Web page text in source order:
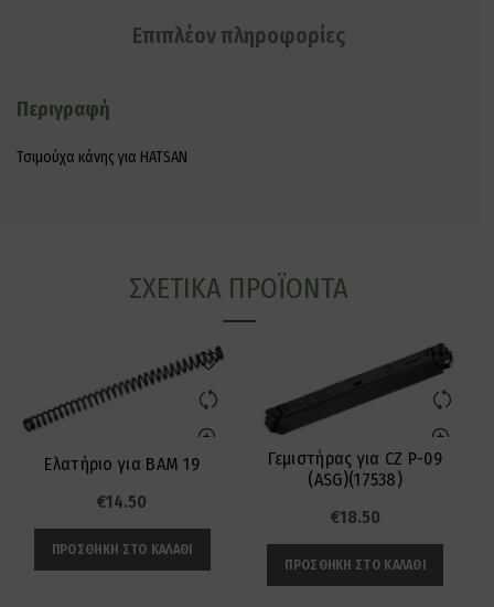
Επιπλέον πληροφορίες
Περιγραφή
Τσιμούχα κάνης για HATSAN
ΣΧΕΤΙΚΆ ΠΡΟΪΌΝΤΑ
Ελατήριο για BAM 19
€14.50
ΠΡΟΣΘΉΚΗ ΣΤΟ ΚΑΛΆΘΙ
Γεμιστήρας για CZ P-09
(ASG)(17538)
€18.50
ΠΡΟΣΘΉΚΗ ΣΤΟ ΚΑΛΆΘΙ